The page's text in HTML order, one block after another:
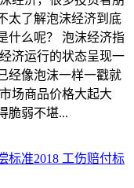
太了解泡沫经济到底
什么呢？ 泡沫经济指
济运行的状态呈现一
经像泡沫一样一戳就
场商品价格大起大
脆弱不堪...